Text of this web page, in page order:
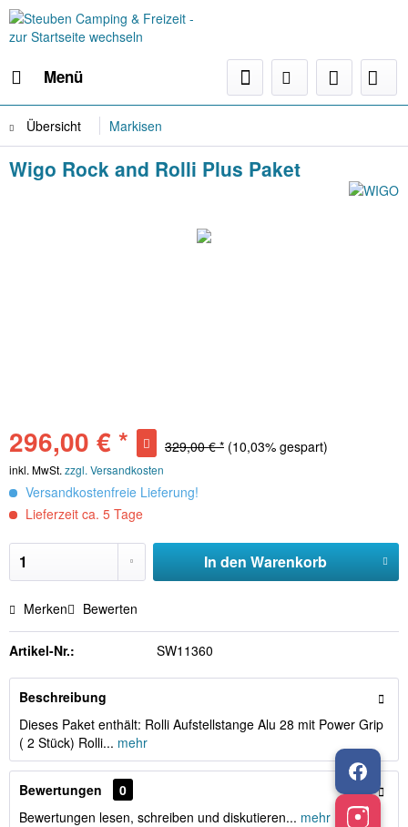
Menü
Übersicht Markisen
Wigo Rock and Rolli Plus Paket
296,00 € * 329,00 € * (10,03% gespart)
inkl. MwSt. zzgl. Versandkosten
Versandkostenfreie Lieferung!
Lieferzeit ca. 5 Tage
In den Warenkorb
Merken Bewerten
Artikel-Nr.: SW11360
Beschreibung
Dieses Paket enthält: Rolli Aufstellstange Alu 28 mit Power Grip
( 2 Stück) Rolli... mehr
Bewertungen
0
Bewertungen lesen, schreiben und diskutieren... mehr